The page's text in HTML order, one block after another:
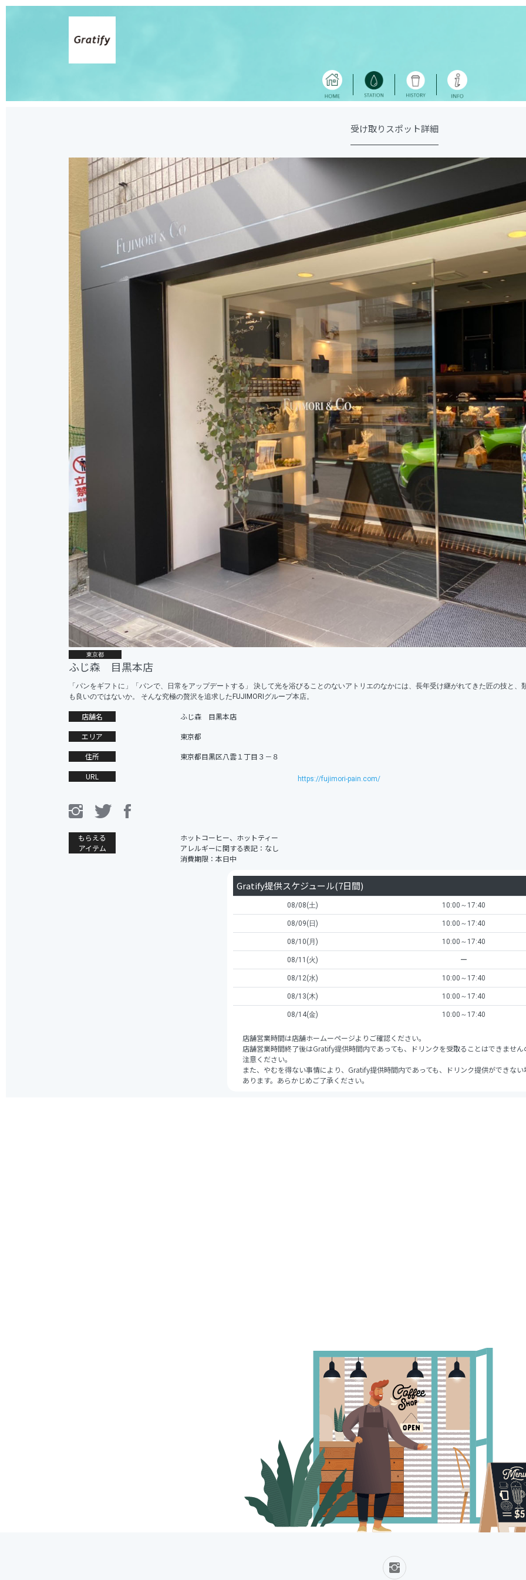
受け取りスポット詳細
東京都
ふじ森 目黒本店
「パンをギフトに」「パンで、日常をアップデートする」 決して光を浴びることのないアトリエのなかには、長年受け継がれてきた匠の技と
も良いのではないか。 そんな究極の贅沢を追求したFUJIMORIグループ本店。
店舗名
ふじ森 目黒本店
エリア
東京都
住所
東京都目黒区八雲１丁目３－８
URL
https://fujimori-pain.com/
もらえる
アイテム
ホットコーヒー、ホットティー
アレルギーに関する表記：なし
消費期限：本日中
Gratify提供スケジュール(7日間)
08/08(土) 10:00～17:40
08/09(日) 10:00～17:40
08/10(月) 10:00～17:40
08/11(火) ー
08/12(水) 10:00～17:40
08/13(木) 10:00～17:40
08/14(金) 10:00～17:40
店舗営業時間は店舗ホームーページよりご確認ください。
店舗営業時間終了後はGratify提供時間内であっても、ドリンクを受取ることはできません
注意ください。
また、やむを得ない事情により、Gratify提供時間内であっても、ドリンク提供ができない
あります。あらかじめご了承ください。